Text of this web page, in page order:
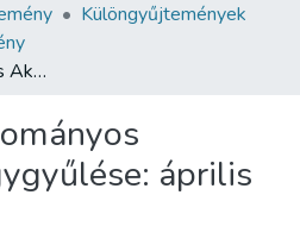
Különgyűjtemények
A Magyar Tudományos Akadémia nagygyűlése: április 10-14
április